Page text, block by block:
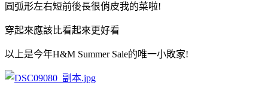
圓弧形左右短前後長很俏皮我的菜啦!
穿起來應該比看起來更好看
以上是今年H&M Summer Sale的唯一小敗家!